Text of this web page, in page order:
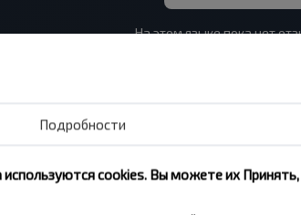
На этом языке пока нет
Подробности
используются cookies. Вы можете их